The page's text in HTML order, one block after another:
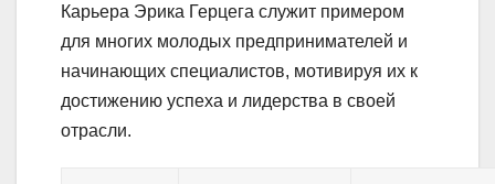
Карьера Эрика Герцега служит примером
для многих молодых предпринимателей и
начинающих специалистов, мотивируя их к
достижению успеха и лидерства в своей
отрасли.